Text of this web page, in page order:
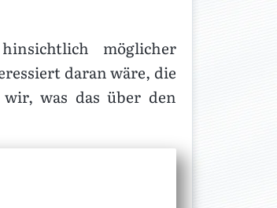
möglicher
daran wäre, die
was das über den